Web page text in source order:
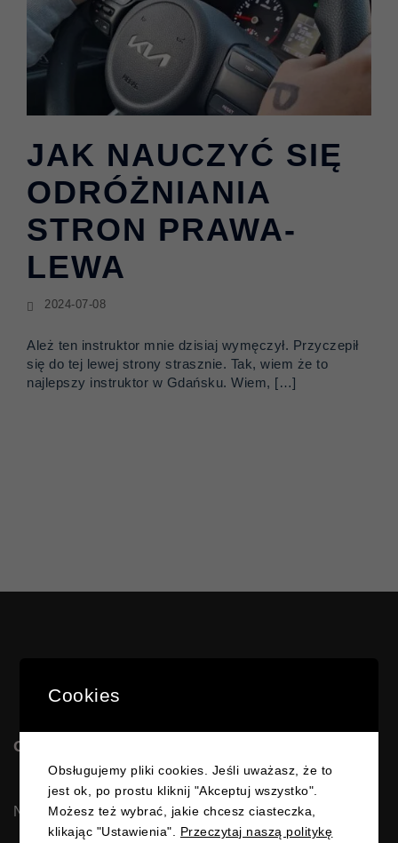
JAK NAUCZYĆ SIĘ
ODRÓŻNIANIA
STRON PRAWA-
LEWA
2024-07-08
Ależ ten instruktor mnie dzisiaj wymęczył. Przyczepił
się do tej lewej strony strasznie. Tak, wiem że to
najlepszy instruktor w Gdańsku. Wiem, […]
OSK MATEOS
NIP 5831692813
Cookies
Obsługujemy pliki cookies. Jeśli uważasz, że to
jest ok, po prostu kliknij "Akceptuj wszystko".
Możesz też wybrać, jakie chcesz ciasteczka,
klikając "Ustawienia". Przeczytaj naszą politykę